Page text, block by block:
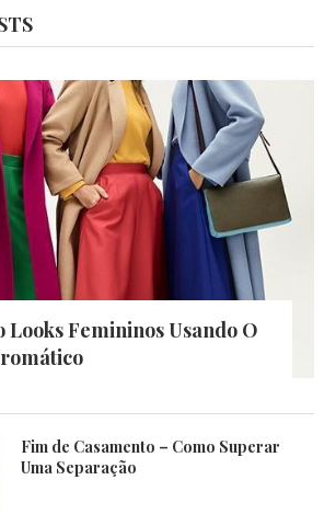
Looks Femininos Usando O
Fim de Casamento – Como Superar
Uma Separação